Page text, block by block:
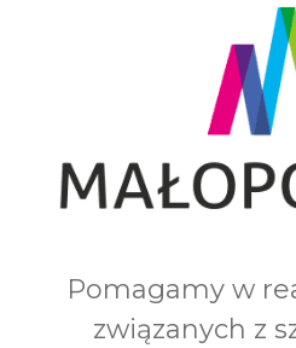
Pomagamy w
związanych z